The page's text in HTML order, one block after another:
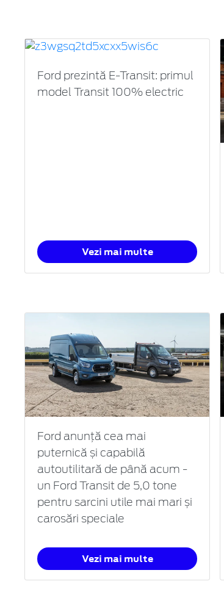
Ford prezintă E-Transit: primul
model Transit 100% electric
Vezi mai multe
Ford anunță cea mai
puternică și capabilă
autoutilitară de până acum -
un Ford Transit de 5,0 tone
pentru sarcini utile mai mari și
carosări speciale
Vezi mai multe